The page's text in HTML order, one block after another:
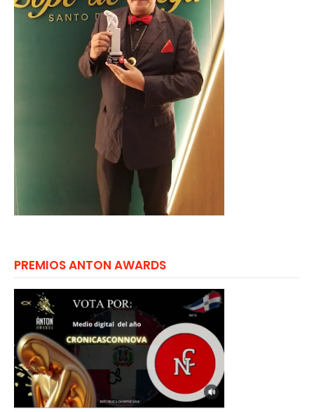
PREMIOS ANTON AWARDS